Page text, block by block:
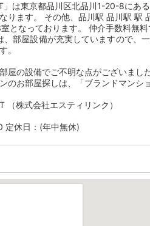
」は東京都品川区北品川1-20-8にあ
ります。 その他、品川駅 品川駅 駅
となっております。 仲介手数料無料
、部屋設備が充実していますので、
。
屋の設備でご不明な点がございまし
のお部屋探しは、「ブランドマンシ
（株式会社エスティリンク）
定休日：(年中無休)